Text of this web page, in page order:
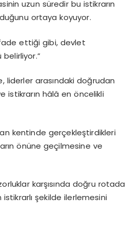
uzun süredir bu istikrarın
ortaya koyuyor.
ifade ettiği gibi, devlet
liderler arasındaki doğrudan
istikrarın hâlâ en öncelikli
kentinde gerçekleştirdikleri
önüne geçilmesine ve
karşısında doğru rotada
şekilde ilerlemesini